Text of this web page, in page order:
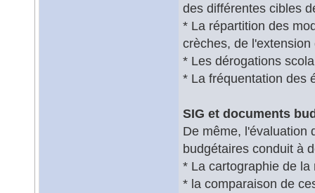
des différentes cibles
* La répartition des
crèches, de
* Les dérogations
* La fréquentation des
SIG et documents
De même, l'évaluation
budgétaires conduit à
* La cartographie de
* la comparaison de